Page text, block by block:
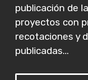
publicación de
proyectos con
recotaciones y
publicadas...